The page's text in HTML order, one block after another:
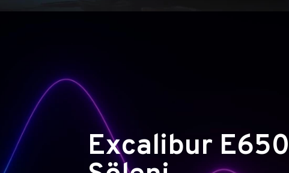
Excalibur